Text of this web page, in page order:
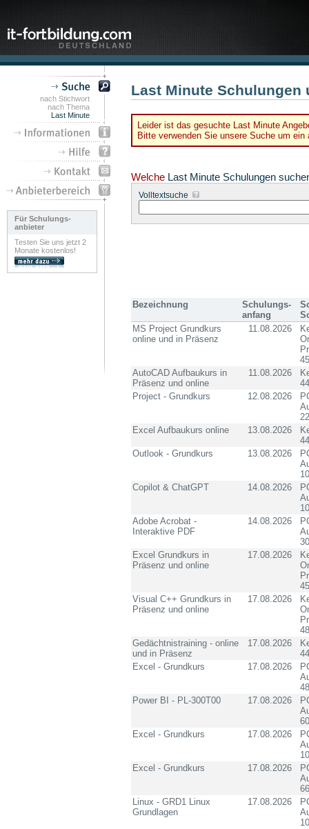
nach Stichwort
nach Thema
Last Minute
Für Schulungs-
anbieter
Testen Sie uns jetzt 2
Monate kostenlos!
Last Minute Schulungen
Leider ist das gesuchte Last Minute
Bitte verwenden Sie unsere Suche um
Welche Last Minute Schulungen
Volltextsuche
Bezeichnung
Schulungs-
anfang
MS Project Grundkurs
online und in Präsenz
11.08.2026
AutoCAD Aufbaukurs in
Präsenz und online
11.08.2026
Project - Grundkurs
12.08.2026
Excel Aufbaukurs online
13.08.2026
Outlook - Grundkurs
13.08.2026
Copilot & ChatGPT
14.08.2026
Adobe Acrobat -
Interaktive PDF
14.08.2026
Excel Grundkurs in
Präsenz und online
17.08.2026
Visual C++ Grundkurs in
Präsenz und online
17.08.2026
Gedächtnistraining - online
und in Präsenz
17.08.2026
Excel - Grundkurs
17.08.2026
Power BI - PL-300T00
17.08.2026
Excel - Grundkurs
17.08.2026
Excel - Grundkurs
17.08.2026
Linux - GRD1 Linux
Grundlagen
17.08.2026